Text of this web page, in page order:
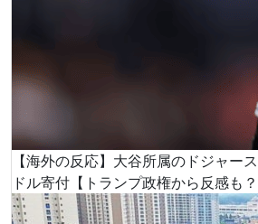
【海外の反応】大谷所属のドジャー
ドル寄付【トランプ政権から反感も？